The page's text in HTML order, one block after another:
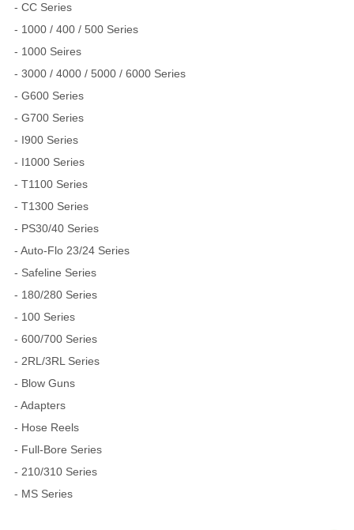
- CC Series
- 1000 / 400 / 500 Series
- 1000 Seires
- 3000 / 4000 / 5000 / 6000 Series
- G600 Series
- G700 Series
- I900 Series
- I1000 Series
- T1100 Series
- T1300 Series
- PS30/40 Series
- Auto-Flo 23/24 Series
- Safeline Series
- 180/280 Series
- 100 Series
- 600/700 Series
- 2RL/3RL Series
- Blow Guns
- Adapters
- Hose Reels
- Full-Bore Series
- 210/310 Series
- MS Series